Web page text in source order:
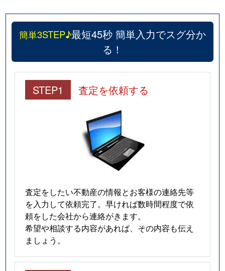
簡単3STEP♪最短45秒 簡単入力でスグ分か
る！
STEP1 査定を依頼する
査定をしたい不動産の情報とお客様の連絡先等
を入力して依頼完了。早ければ数時間程度で依
頼をした会社から連絡がきます。
希望や相談する内容があれば、その内容も伝え
ましょう。